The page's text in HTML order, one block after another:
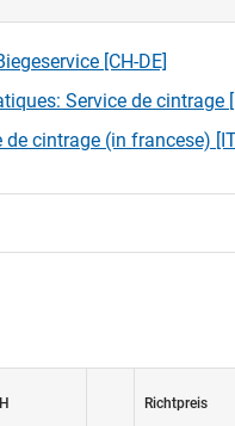
[CH-DE]
Service de cintrage
cintrage (in francese)
Richtpreis